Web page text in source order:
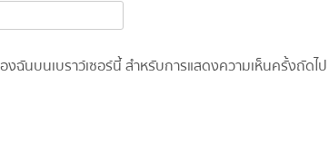
งฉันบนเบราว์เซอร์นี้ สำหรับการแสดงความเห็นครั้งถัดไป